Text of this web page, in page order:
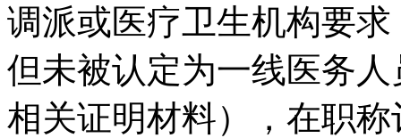
调派或医疗卫生机构要
但未被认定为一线医务
相关证明材料），在职